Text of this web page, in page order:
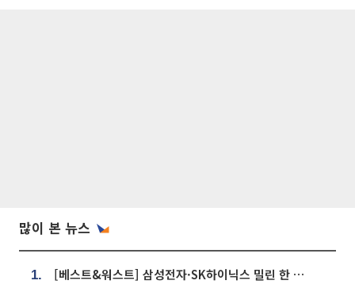
많이 본 뉴스
1. [베스트&워스트] 삼성전자·SK하이닉스 밀린 한 주…상상인증권은 85% 급등